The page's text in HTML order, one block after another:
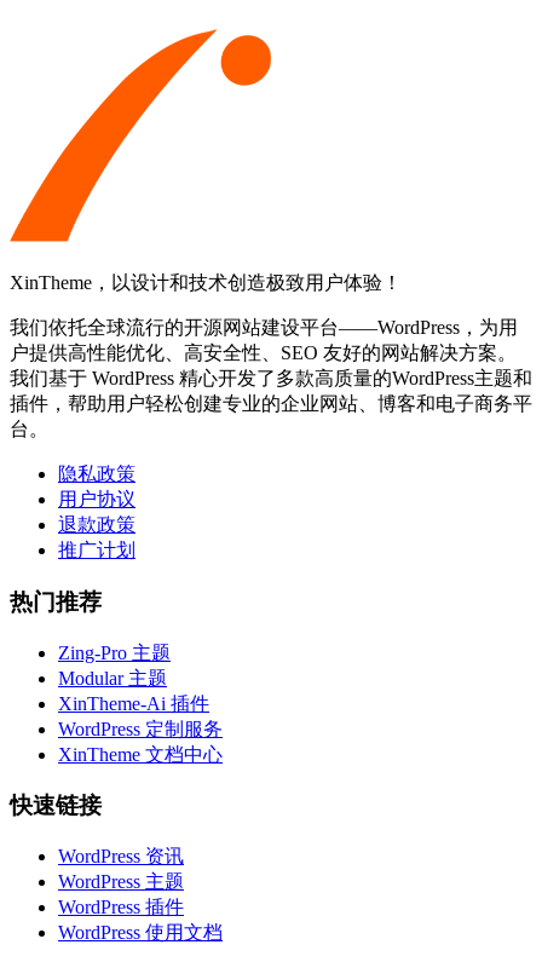
XinTheme，以设计和技术创造极致用户体验！
我们依托全球流行的开源网站建设平台——WordPress，为用
户提供高性能优化、高安全性、SEO 友好的网站解决方案。
我们基于 WordPress 精心开发了多款高质量的WordPress主题和
插件，帮助用户轻松创建专业的企业网站、博客和电子商务平
台。
隐私政策
用户协议
退款政策
推广计划
热门推荐
Zing-Pro 主题
Modular 主题
XinTheme-Ai 插件
WordPress 定制服务
XinTheme 文档中心
快速链接
WordPress 资讯
WordPress 主题
WordPress 插件
WordPress 使用文档